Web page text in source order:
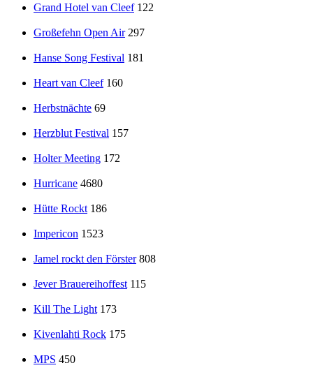
Grand Hotel van Cleef 122
Großefehn Open Air 297
Hanse Song Festival 181
Heart van Cleef 160
Herbstnächte 69
Herzblut Festival 157
Holter Meeting 172
Hurricane 4680
Hütte Rockt 186
Impericon 1523
Jamel rockt den Förster 808
Jever Brauereihoffest 115
Kill The Light 173
Kivenlahti Rock 175
MPS 450